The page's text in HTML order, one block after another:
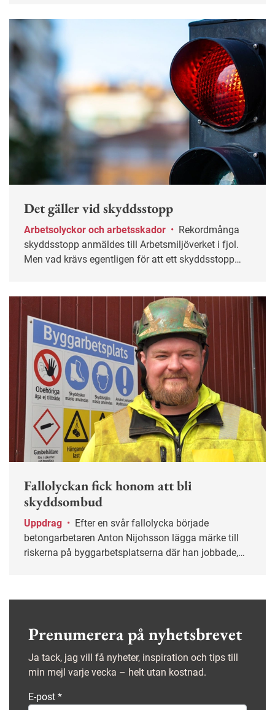
Det gäller vid skyddsstopp
Arbetsolyckor och arbetsskador •
skyddsstopp anmäldes till Arbetsmiljöverket i fjol.
Men vad krävs egentligen för att ett skyddsstopp
Fallolyckan fick honom att bli
skyddsombud
Uppdrag •
betongarbetaren Anton Nijohsson lägga märke till
riskerna på byggarbetsplatserna där han jobbade,
Prenumerera på nyhetsbrevet
Ja tack, jag vill få nyheter, inspiration och tips till
min mejl varje vecka – helt utan kostnad.
E-post *